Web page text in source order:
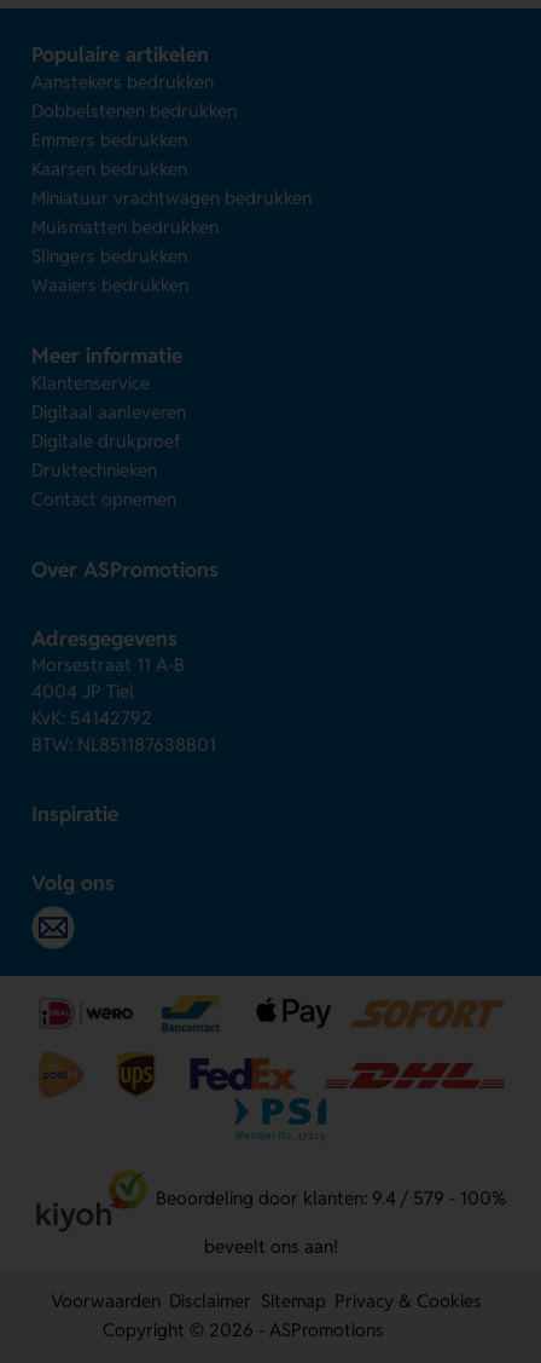
Populaire artikelen
Aanstekers bedrukken
Dobbelstenen bedrukken
Emmers bedrukken
Kaarsen bedrukken
Miniatuur vrachtwagen bedrukken
Muismatten bedrukken
Slingers bedrukken
Waaiers bedrukken
Meer informatie
Klantenservice
Digitaal aanleveren
Digitale drukproef
Druktechnieken
Contact opnemen
Over ASPromotions
Adresgegevens
Morsestraat 11 A-B
4004 JP Tiel
KvK: 54142792
BTW: NL851187638B01
Inspiratie
Volg ons
Beoordeling door klanten: 9.4 / 579 - 100%
beveelt ons aan!
Voorwaarden Disclaimer Sitemap Privacy & Cookies
Copyright © 2026 - ASPromotions